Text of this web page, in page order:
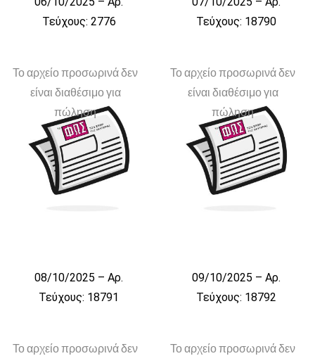
Τεύχους: 2776
Τεύχους: 18790
Το αρχείο προσωρινά δεν
είναι διαθέσιμο για
πώληση
08/10/2025 – Αρ.
Τεύχους: 18791
Το αρχείο προσωρινά δεν
είναι διαθέσιμο για
πώληση
09/10/2025 – Αρ.
Τεύχους: 18792
Το αρχείο προσωρινά δεν Το αρχείο προσωρινά δεν